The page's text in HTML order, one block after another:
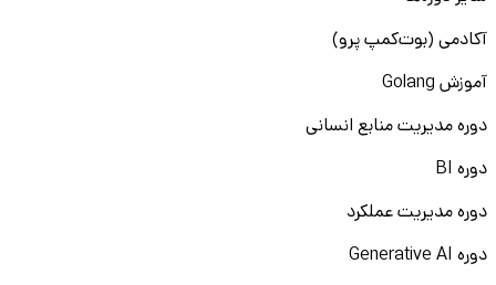
آکادمی (بوت‌کمپ پرو)
آموزش Golang
دوره مدیریت منابع انسانی
دوره BI
دوره مدیریت عملکرد
دوره Generative AI